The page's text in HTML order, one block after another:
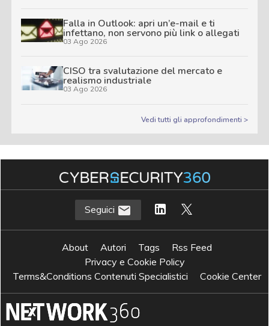
Falla in Outlook: apri un’e-mail e ti
infettano, non servono più link o allegati
03 Ago 2026
CISO tra svalutazione del mercato e
realismo industriale
03 Ago 2026
Vedi tutti gli approfondimenti >
Seguici
About Autori Tags
Rss Feed
Privacy e Cookie Policy
Terms&Conditions Contenuti Specialistici
Cookie Center